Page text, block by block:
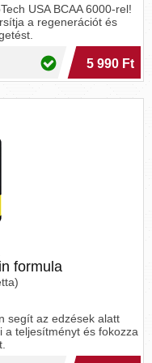
egy dél-karolinai
az esszenciális
sovány testtömeg
elősegítették a
az esszenciális
ha az edzést a
Valójában az
a leucin, a valin
az izmok
az izomfájdalom
küzdelemre az
való kiegészítés
és javította az
USA BCAA 6000-rel!
a regenerációt és
5 990 Ft
formula
segít az edzések alatt
a teljesítményt és fokozza